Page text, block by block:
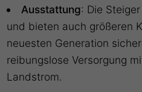
Ausstattung: Die
und bieten auch größeren
neuesten Generation
reibungslose Versorgung
Landstrom.